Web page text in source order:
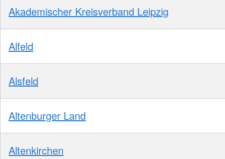
Akademischer Kreisverband Leipzig
Alfeld
Alsfeld
Altenburger Land
Altenkirchen